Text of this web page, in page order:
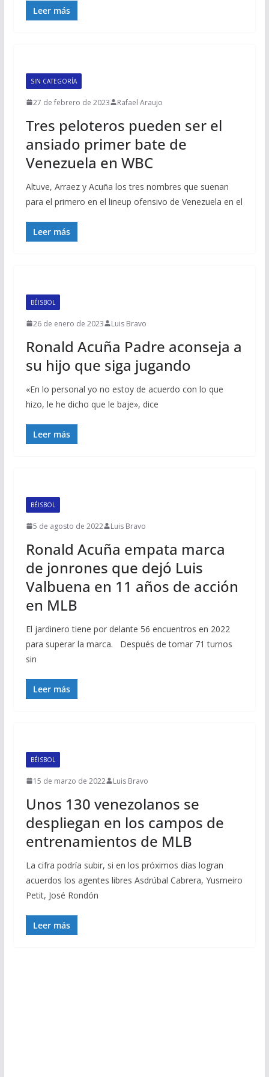
Leer más
SIN CATEGORÍA
27 de febrero de 2023 Rafael Araujo
Tres peloteros pueden ser el
ansiado primer bate de
Venezuela en WBC
Altuve, Arraez y Acuña los tres nombres que suenan
para el primero en el lineup ofensivo de Venezuela en el
Leer más
BÉISBOL
26 de enero de 2023 Luis Bravo
Ronald Acuña Padre aconseja a
su hijo que siga jugando
«En lo personal yo no estoy de acuerdo con lo que
hizo, le he dicho que le baje», dice
Leer más
BÉISBOL
5 de agosto de 2022 Luis Bravo
Ronald Acuña empata marca
de jonrones que dejó Luis
Valbuena en 11 años de acción
en MLB
El jardinero tiene por delante 56 encuentros en 2022
para superar la marca. Después de tomar 71 turnos
sin
Leer más
BÉISBOL
15 de marzo de 2022 Luis Bravo
Unos 130 venezolanos se
despliegan en los campos de
entrenamientos de MLB
La cifra podría subir, si en los próximos días logran
acuerdos los agentes libres Asdrúbal Cabrera, Yusmeiro
Petit, José Rondón
Leer más